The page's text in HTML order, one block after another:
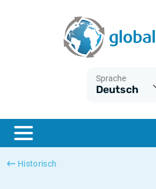
Sprache
Deutsch
Historisch
ESTER
SONIA
Was ist die VPI-Inflation?
Was ist die HVPI-Inflation?
Deutsche inflation
Europäische inflation
Historische Euribor-Sätze
Historische ESTER-Sätze
Historische SOFR-Sätze
Historische SONIA-Sätze
Inflationsrechner